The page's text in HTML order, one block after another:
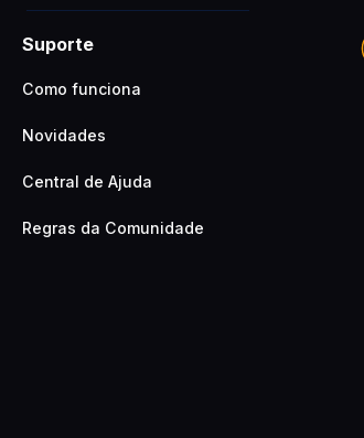
Suporte
Como funciona
Novidades
Central de Ajuda
Regras da Comunidade